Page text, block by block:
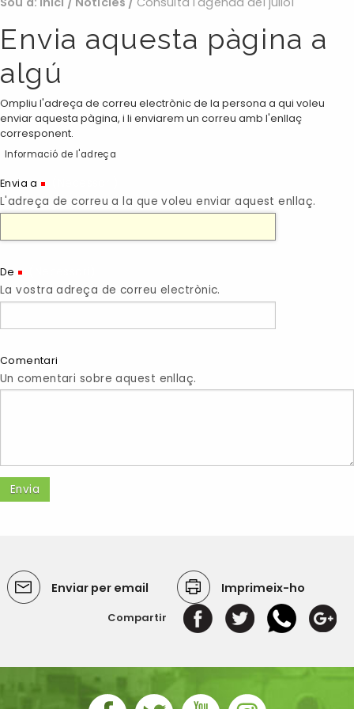
Envia aquesta pàgina a
algú
Ompliu l'adreça de correu electrònic de la persona a qui voleu
enviar aquesta pàgina, i li enviarem un correu amb l'enllaç
corresponent.
Informació de l'adreça
Envia a
L'adreça de correu a la que voleu enviar aquest enllaç.
De
La vostra adreça de correu electrònic.
Comentari
Un comentari sobre aquest enllaç.
Enviar per email Imprimeix-ho
Compartir